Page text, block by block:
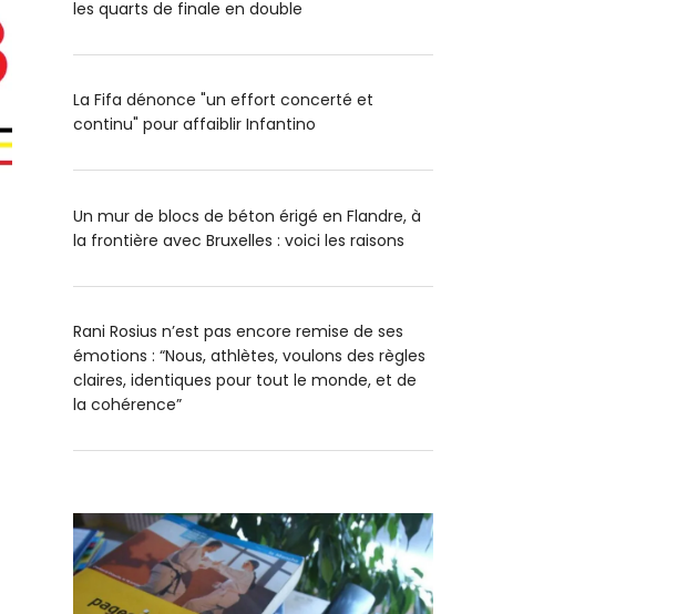
les quarts de finale en double
La Fifa dénonce "un effort concerté et
continu" pour affaiblir Infantino
Un mur de blocs de béton érigé en Flandre, à
la frontière avec Bruxelles : voici les raisons
Rani Rosius n’est pas encore remise de ses
émotions : “Nous, athlètes, voulons des règles
claires, identiques pour tout le monde, et de
la cohérence”